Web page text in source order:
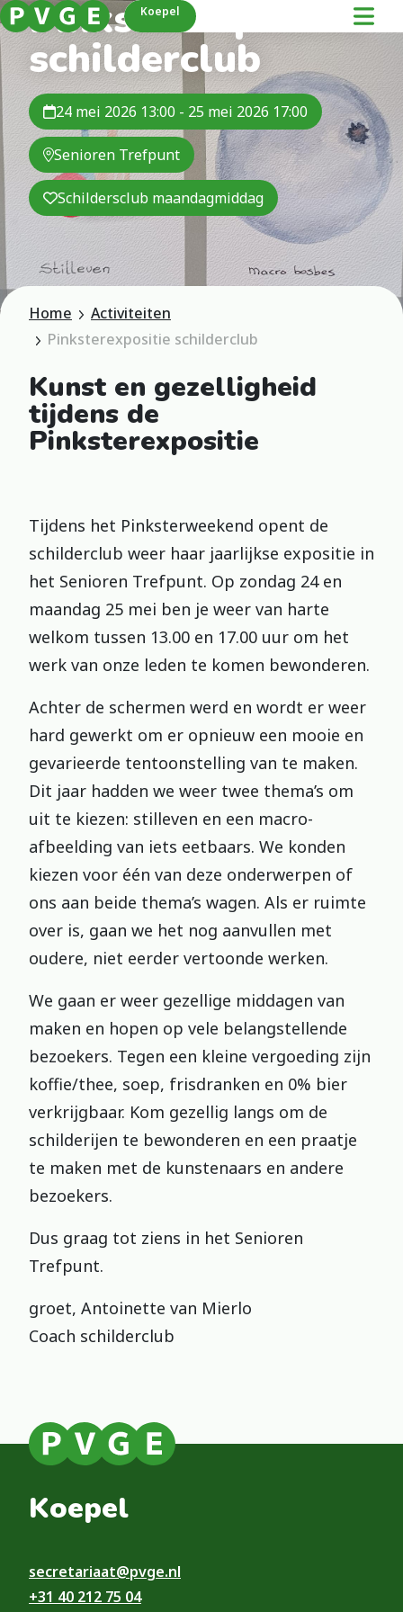
Koepel
Pinksterexpositie
schilderclub
24 mei 2026 13:00 - 25 mei 2026 17:00
Senioren Trefpunt
Schildersclub maandagmiddag
Home
Activiteiten
Pinksterexpositie schilderclub
Kunst en gezelligheid
tijdens de
Pinksterexpositie
Tijdens het Pinksterweekend opent de
schilderclub weer haar jaarlijkse expositie in
het Senioren Trefpunt. Op zondag 24 en
maandag 25 mei ben je weer van harte
welkom tussen 13.00 en 17.00 uur om het
werk van onze leden te komen bewonderen.
Achter de schermen werd en wordt er weer
hard gewerkt om er opnieuw een mooie en
gevarieerde tentoonstelling van te maken.
Dit jaar hadden we weer twee thema’s om
uit te kiezen: stilleven en een macro-
afbeelding van iets eetbaars. We konden
kiezen voor één van deze onderwerpen of
ons aan beide thema’s wagen. Als er ruimte
over is, gaan we het nog aanvullen met
oudere, niet eerder vertoonde werken.
We gaan er weer gezellige middagen van
maken en hopen op vele belangstellende
bezoekers. Tegen een kleine vergoeding zijn
koffie/thee, soep, frisdranken en 0% bier
verkrijgbaar. Kom gezellig langs om de
schilderijen te bewonderen en een praatje
te maken met de kunstenaars en andere
bezoekers.
Dus graag tot ziens in het Senioren
Trefpunt.
groet, Antoinette van Mierlo
Coach schilderclub
Koepel
secretariaat@pvge.nl
+31 40 212 75 04